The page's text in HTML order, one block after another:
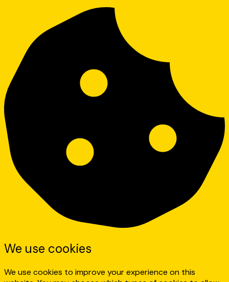
We use cookies
We use cookies to improve your experience on this